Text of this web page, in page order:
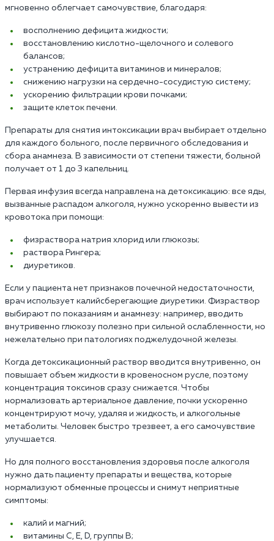
мгновенно облегчает самочувствие, благодаря:
восполнению дефицита жидкости;
восстановлению кислотно-щелочного и солевого
балансов;
устранению дефицита витаминов и минералов;
снижению нагрузки на сердечно-сосудистую систему;
ускорению фильтрации крови почками;
защите клеток печени.
Препараты для снятия интоксикации врач выбирает отдельно
для каждого больного, после первичного обследования и
сбора анамнеза. В зависимости от степени тяжести, больной
получает от 1 до 3 капельниц.
Первая инфузия всегда направлена на детоксикацию: все яды,
вызванные распадом алкоголя, нужно ускоренно вывести из
кровотока при помощи:
физраствора натрия хлорид или глюкозы;
раствора Рингера;
диуретиков.
Если у пациента нет признаков почечной недостаточности,
врач использует калийсберегающие диуретики. Физраствор
выбирают по показаниям и анамнезу: например, вводить
внутривенно глюкозу полезно при сильной ослабленности, но
нежелательно при патологиях поджелудочной железы.
Когда детоксикационный раствор вводится внутривенно, он
повышает объем жидкости в кровеносном русле, поэтому
концентрация токсинов сразу снижается. Чтобы
нормализовать артериальное давление, почки ускоренно
концентрируют мочу, удаляя и жидкость, и алкогольные
метаболиты. Человек быстро трезвеет, а его самочувствие
улучшается.
Но для полного восстановления здоровья после алкоголя
нужно дать пациенту препараты и вещества, которые
нормализуют обменные процессы и снимут неприятные
симптомы:
калий и магний;
витамины С, Е, D, группы В;